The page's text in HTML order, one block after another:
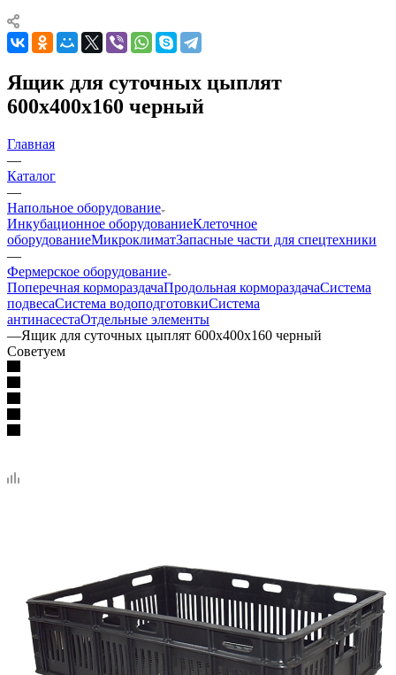
Ящик для суточных цыплят
600х400х160 черный
Главная
—
Каталог
—
Напольное оборудование
Инкубационное оборудованиеКлеточное
оборудованиеМикроклиматЗапасные части для спецтехники
—
Фермерское оборудование
Поперечная кормораздачаПродольная кормораздачаСистема
подвесаСистема водоподготовкиСистема
антинасестаОтдельные элементы
—Ящик для суточных цыплят 600х400х160 черный
Советуем